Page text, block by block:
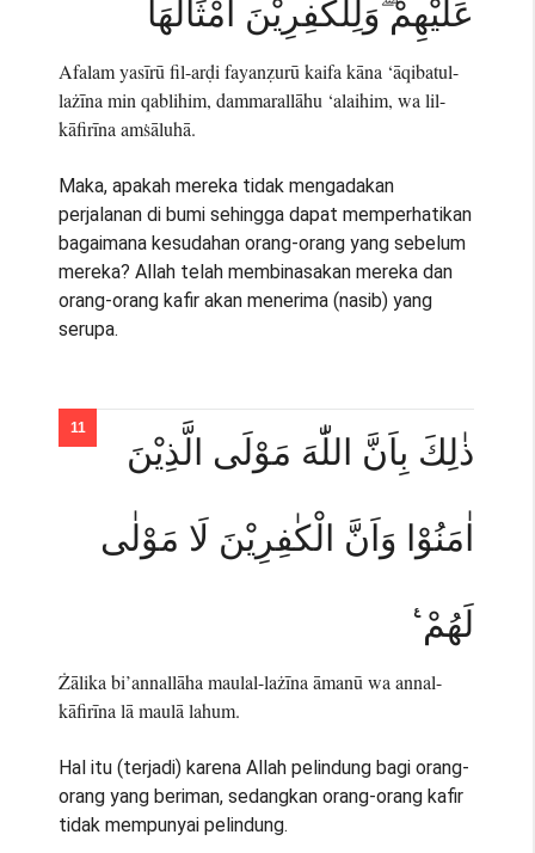
عَلَيْهِمْ ۖوَلِلْكٰفِرِيْنَ اَمْثَالُهَا
Afalam yasīrū fil-arḍi fayanẓurū kaifa kāna ‘āqibatul-
lażīna min qablihim, dammarallāhu ‘alaihim, wa lil-
kāfirīna amṡāluhā.
Maka, apakah mereka tidak mengadakan
perjalanan di bumi sehingga dapat memperhatikan
bagaimana kesudahan orang-orang yang sebelum
mereka? Allah telah membinasakan mereka dan
orang-orang kafir akan menerima (nasib) yang
serupa.
ذٰلِكَ بِاَنَّ اللّٰهَ مَوْلَى الَّذِيْنَ
اٰمَنُوْا وَاَنَّ الْكٰفِرِيْنَ لَا مَوْلٰى
لَهُمْ ࣖ
Żālika bi’annallāha maulal-lażīna āmanū wa annal-
kāfirīna lā maulā lahum.
Hal itu (terjadi) karena Allah pelindung bagi orang-
orang yang beriman, sedangkan orang-orang kafir
tidak mempunyai pelindung.